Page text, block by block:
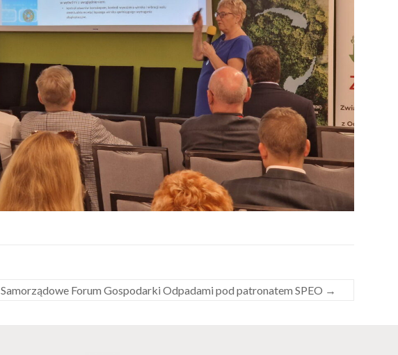
Samorządowe Forum Gospodarki Odpadami pod patronatem SPEO →